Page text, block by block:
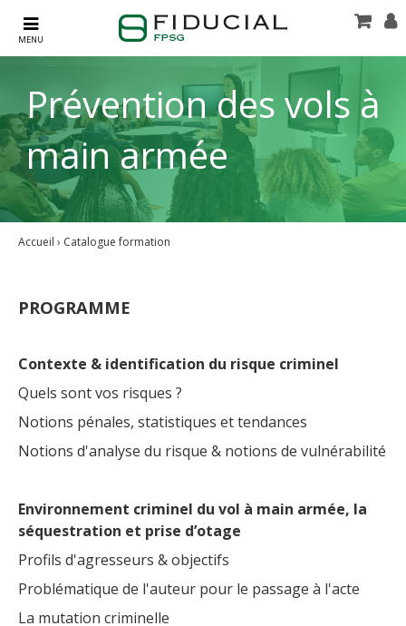
Prévention des vols à
main armée
Accueil › Catalogue formation
PROGRAMME
Contexte & identification du risque criminel
Quels sont vos risques ?
Notions pénales, statistiques et tendances
Notions d'analyse du risque & notions de vulnérabilité
Environnement criminel du vol à main armée, la
séquestration et prise d’otage
Profils d'agresseurs & objectifs
Problématique de l'auteur pour le passage à l'acte
La mutation criminelle
Panneau de gestion des cookies